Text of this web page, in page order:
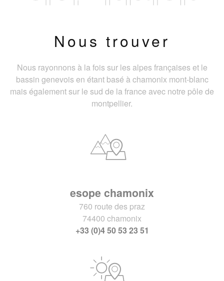
Nous trouver
Nous rayonnons à la fois sur les alpes françaises et le
bassin genevois en étant basé à chamonix mont-blanc
mais également sur le sud de la france avec notre pôle de
montpellier.
esope chamonix
760 route des praz
74400 chamonix
+33 (0)4 50 53 23 51